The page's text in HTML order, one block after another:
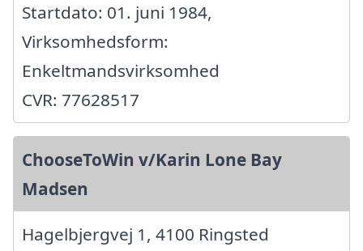
Startdato: 01. juni 1984,
Virksomhedsform:
Enkeltmandsvirksomhed
CVR: 77628517
ChooseToWin v/Karin Lone Bay
Madsen
Hagelbjergvej 1, 4100 Ringsted